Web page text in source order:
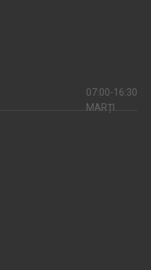
07:00-16:30
MARȚI